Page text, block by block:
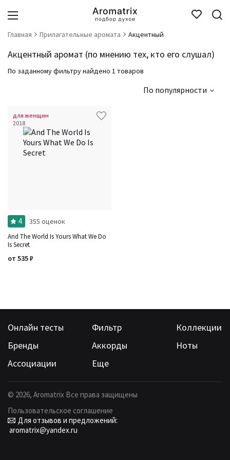
Главная Прилагательные аромата Акцентный
Акцентный аромат (по мнению тех, кто его слушал)
По заданному фильтру найдено 1 товаров
По популярности
для женщин
2018
4 355 оценок
And The World Is Yours What We Do
Is Secret
от 535₽
Онлайн тесты Фильтр
Коллекции
Бренды
Аккорды
Ноты
Ассоциации
Еще
© 2026, Aromatrix Все права защищены
Пользовательское соглашение
Для отзывов и предложений:
aromatrix@yandex.ru